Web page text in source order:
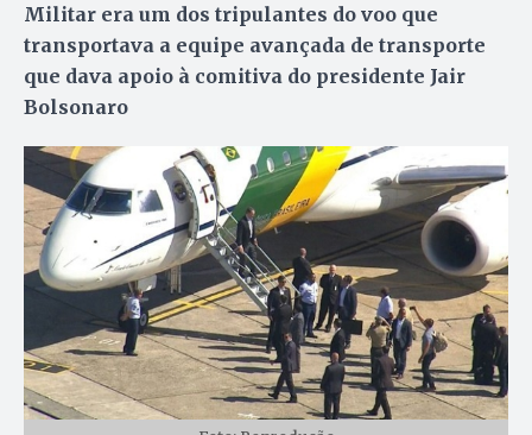
Militar era um dos tripulantes do voo que
transportava a equipe avançada de transporte
que dava apoio à comitiva do presidente Jair
Bolsonaro